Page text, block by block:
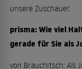
unsere Zuschauer.
prisma: Wie viel
gerade für Sie als
von Brauchitsch: Als